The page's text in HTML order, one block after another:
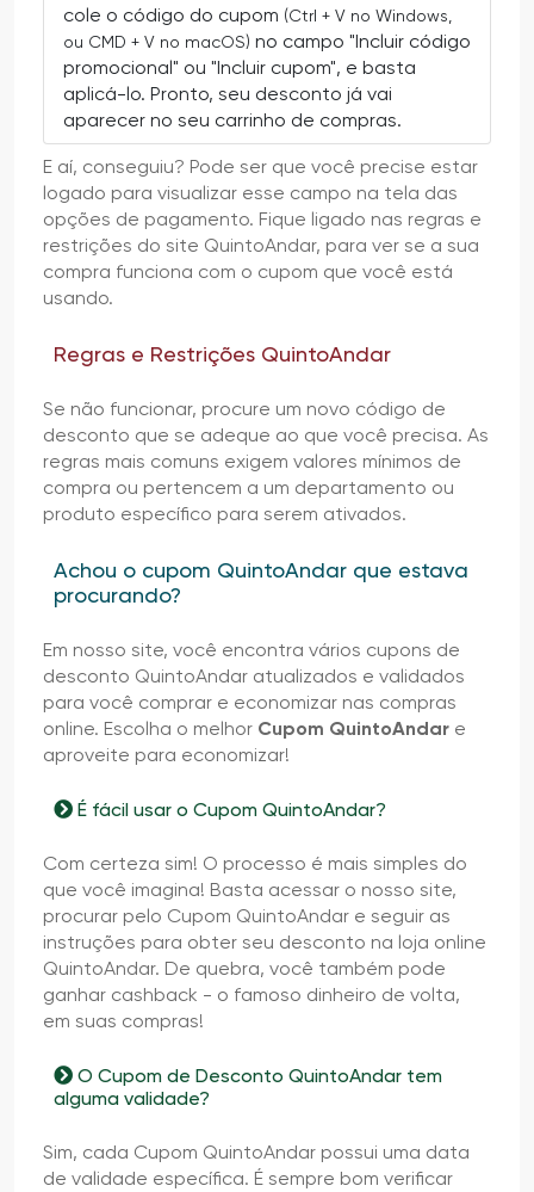
cole o código do cupom (Ctrl + V no Windows,
ou CMD + V no macOS) no campo "Incluir código
promocional" ou "Incluir cupom", e basta
aplicá-lo. Pronto, seu desconto já vai
aparecer no seu carrinho de compras.
E aí, conseguiu? Pode ser que você precise estar
logado para visualizar esse campo na tela das
opções de pagamento. Fique ligado nas regras e
restrições do site QuintoAndar, para ver se a sua
compra funciona com o cupom que você está
usando.
Regras e Restrições QuintoAndar
Se não funcionar, procure um novo código de
desconto que se adeque ao que você precisa. As
regras mais comuns exigem valores mínimos de
compra ou pertencem a um departamento ou
produto específico para serem ativados.
Achou o cupom QuintoAndar que estava
procurando?
Em nosso site, você encontra vários cupons de
desconto QuintoAndar atualizados e validados
para você comprar e economizar nas compras
online. Escolha o melhor Cupom QuintoAndar e
aproveite para economizar!
É fácil usar o Cupom QuintoAndar?
Com certeza sim! O processo é mais simples do
que você imagina! Basta acessar o nosso site,
procurar pelo Cupom QuintoAndar e seguir as
instruções para obter seu desconto na loja online
QuintoAndar. De quebra, você também pode
ganhar cashback - o famoso dinheiro de volta,
em suas compras!
O Cupom de Desconto QuintoAndar tem
alguma validade?
Sim, cada Cupom QuintoAndar possui uma data
de validade específica. É sempre bom verificar